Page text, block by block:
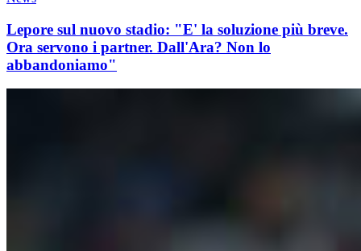
Lepore sul nuovo stadio: "E' la soluzione più breve.
Ora servono i partner. Dall'Ara? Non lo
abbandoniamo"